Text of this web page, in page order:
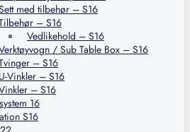
med tilbehør – S16
– S16
Vedlikehold – S16
/ Sub Table Box – S16
– S16
U-Vinkler – S16
– S16
16
S16